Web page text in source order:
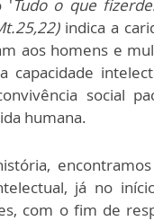
'Tudo o que
indica a
aos homens e
capacidade
social
humana.
já no
com o fim de